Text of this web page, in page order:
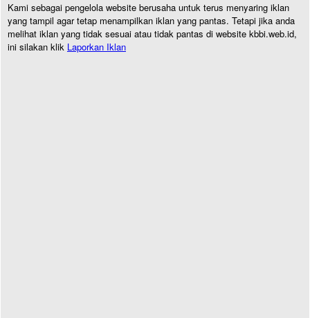
Kami sebagai pengelola website berusaha untuk terus menyaring iklan
yang tampil agar tetap menampilkan iklan yang pantas. Tetapi jika anda
melihat iklan yang tidak sesuai atau tidak pantas di website kbbi.web.id,
ini silakan klik Laporkan Iklan